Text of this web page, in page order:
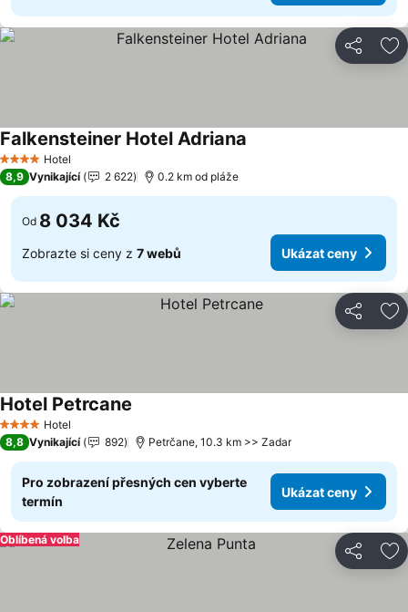
Sdílet
4 Počet hvězdiček
Hotel
Falkensteiner Hotel Adriana
8,9 Vynikající 2 622 0.2 km od pláže
Od 8 034 Kč
Zobrazte si ceny z 7 webů Ukázat ceny
Sdílet
4 Počet hvězdiček
Hotel
Hotel Petrcane
8,8 Vynikající 892 Petrčane, 10.3 km >> Zadar
Pro zobrazení přesných cen vyberte
termín
Ukázat ceny
Sdílet
Oblíbená volba